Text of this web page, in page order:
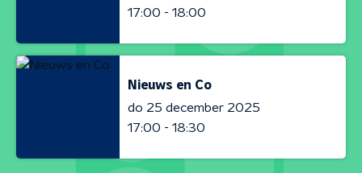
17:00 - 18:00
Nieuws en Co
do 25 december 2025
17:00 - 18:30